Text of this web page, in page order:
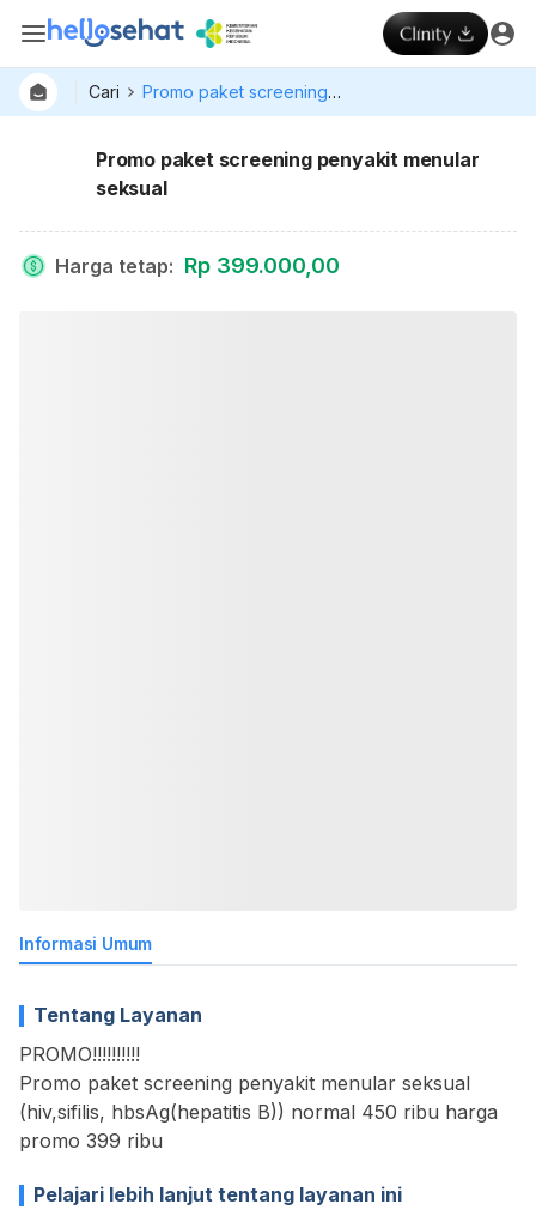
Cari Promo paket screening penyakit menular seksual
Promo paket screening penyakit menular
seksual
Harga tetap: Rp 399.000,00
Informasi Umum
Tentang Layanan
PROMO!!!!!!!!!!
Promo paket screening penyakit menular seksual
(hiv,sifilis, hbsAg(hepatitis B)) normal 450 ribu harga
promo 399 ribu
Pelajari lebih lanjut tentang layanan ini